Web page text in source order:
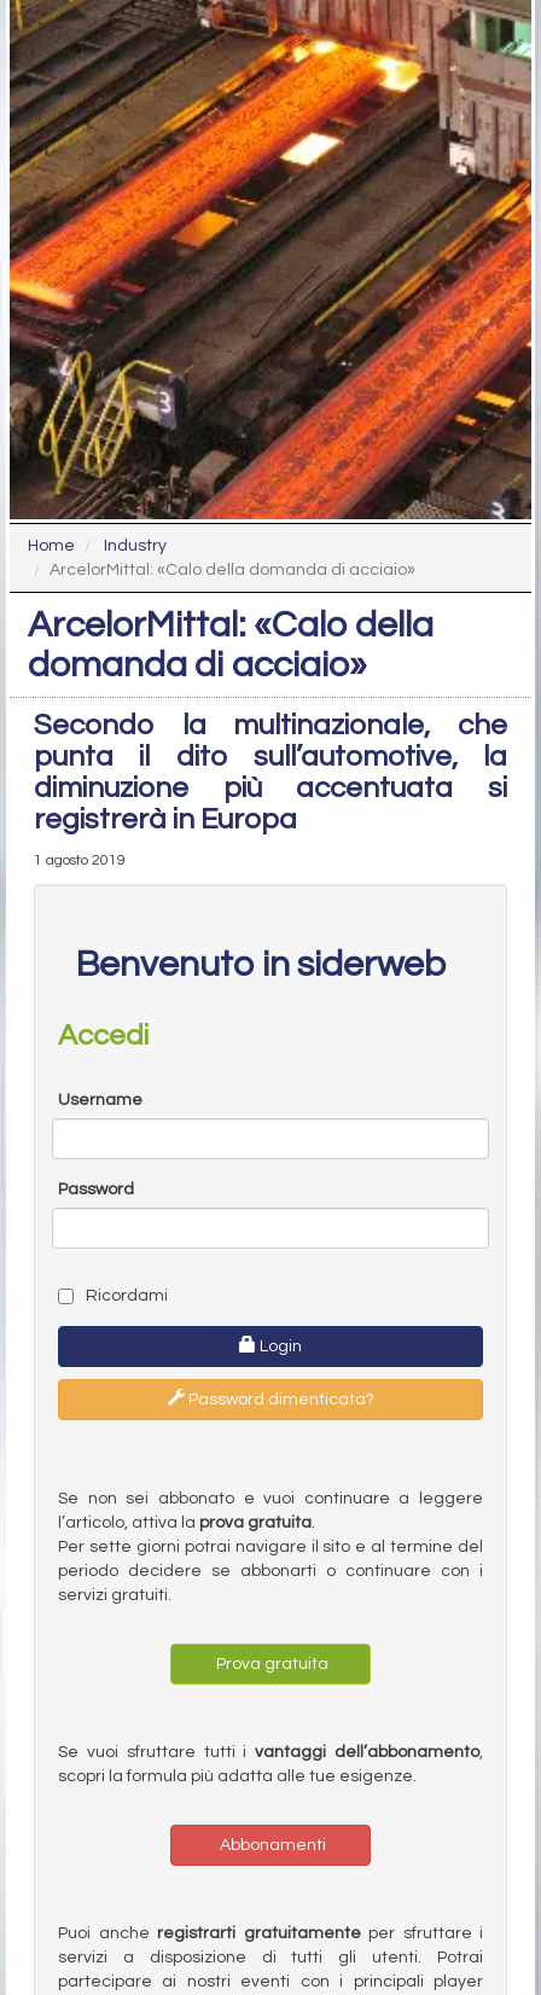
Home
Industry
ArcelorMittal: «Calo della domanda di acciaio»
ArcelorMittal: «Calo della
domanda di acciaio»
Secondo la multinazionale, che
punta il dito sull’automotive, la
diminuzione più accentuata si
registrerà in Europa
1 agosto 2019
Benvenuto in siderweb
Accedi
Username
Password
Ricordami
Login
Password dimenticata?
Se non sei abbonato e vuoi continuare a leggere
l’articolo, attiva la prova gratuita
Per sette giorni potrai navigare il sito e al termine del
periodo decidere se abbonarti o continuare con i
servizi gratuiti.
Prova gratuita
Se vuoi sfruttare tutti ivantaggi dell’abbonamento,
scopri la formula più adatta alle tue esigenze.
Abbonamenti
Puoi anche registrarti gratuitamenteper sfruttare i
servizi a disposizione di tutti gli utenti. Potrai
partecipare ai nostri eventi con i principali player